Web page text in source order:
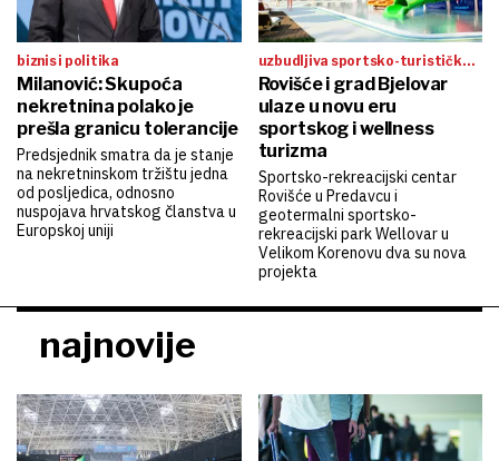
biznis i politika
Milanović: Skupoća
nekretnina polako je
prešla granicu tolerancije
Predsjednik smatra da je stanje
na nekretninskom tržištu jedna
od posljedica, odnosno
nuspojava hrvatskog članstva u
Europskoj uniji
uzbudljiva sportsko-turistička
priča
Rovišće i grad Bjelovar
ulaze u novu eru
sportskog i wellness
turizma
Sportsko-rekreacijski centar
Rovišće u Predavcu i
geotermalni sportsko-
rekreacijski park Wellovar u
Velikom Korenovu dva su nova
projekta
najnovije